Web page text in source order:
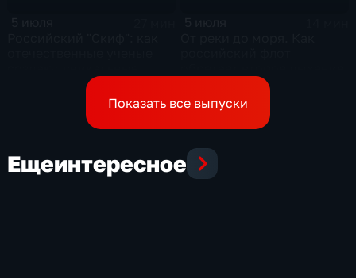
технологии будущего
Показать все выпуски
Ещеинтересное